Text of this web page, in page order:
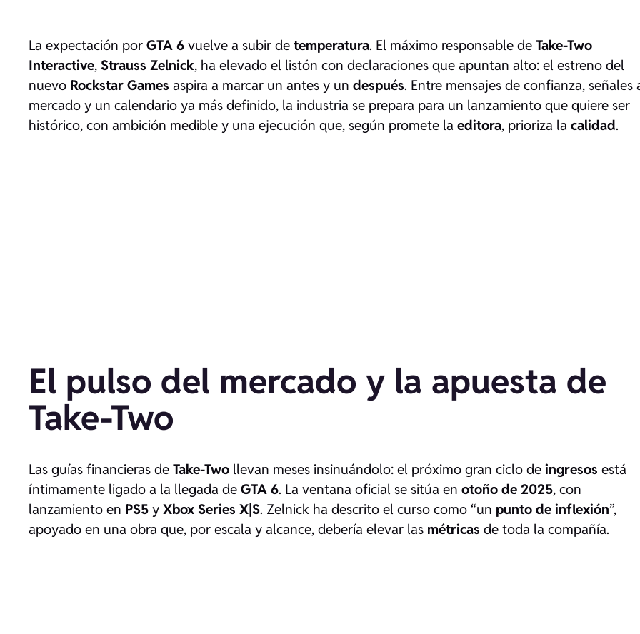
La expectación por GTA 6 vuelve a subir de temperatura. El máximo responsable de Take-Two
Interactive, Strauss Zelnick, ha elevado el listón con declaraciones que apuntan alto: el estreno del
nuevo Rockstar Games aspira a marcar un antes y un después. Entre mensajes de confianza, señales
mercado y un calendario ya más definido, la industria se prepara para un lanzamiento que quiere ser
histórico, con ambición medible y una ejecución que, según promete la editora, prioriza la calidad.
El pulso del mercado y la apuesta de
Take-Two
Las guías financieras de Take-Two llevan meses insinuándolo: el próximo gran ciclo de ingresos está
íntimamente ligado a la llegada de GTA 6. La ventana oficial se sitúa en otoño de 2025, con
lanzamiento en PS5 y Xbox Series X|S. Zelnick ha descrito el curso como “un punto de inflexión”,
apoyado en una obra que, por escala y alcance, debería elevar las métricas de toda la compañía.